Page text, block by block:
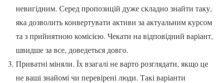
невигідним. Серед пропозицій дуже складно знайти таку,
яка дозволить конвертувати активи за актуальним курсом
та з прийнятною комісією. Чекати на відповідний варіант,
швидше за все, доведеться довго.
Приватні міняли. Їх взагалі не варто розглядати, якщо це
не ваші знайомі чи перевірені люди. Такі варіанти